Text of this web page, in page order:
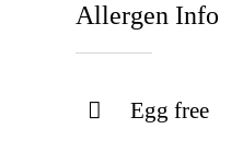
Allergen Info
Egg free